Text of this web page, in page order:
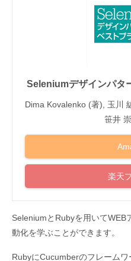
Seleniumデザインパタ
Dima Kovalenko (著), 玉川
笹井
楽天
SeleniumとRubyを用いてWEB
動化を学ぶことができます。
RubyにCucumberのフレーム